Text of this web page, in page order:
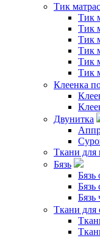
Тик
Тик
Тик
Тик
Тик
Тик
Тик
Клеенка
Двунитка
Ткани для
Бязь
Бязь
Бязь
Бязь
Ткани для